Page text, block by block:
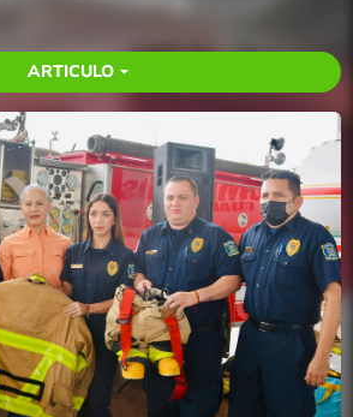
ARTICULO arrow_drop_down